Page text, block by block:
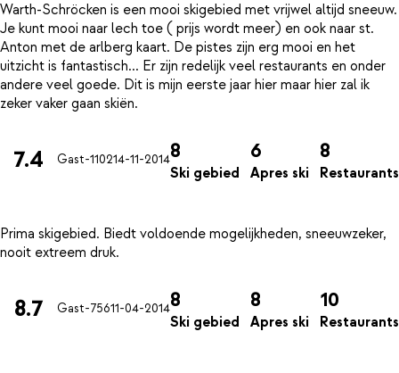
Warth-Schröcken is een mooi skigebied met vrijwel altijd sneeuw.
Je kunt mooi naar lech toe ( prijs wordt meer) en ook naar st.
Anton met de arlberg kaart. De pistes zijn erg mooi en het
uitzicht is fantastisch... Er zijn redelijk veel restaurants en onder
andere veel goede. Dit is mijn eerste jaar hier maar hier zal ik
7.4 Gast-110214-11-20148
Ski gebied
6
Apres ski
8
Restaurants
Prima skigebied. Biedt voldoende mogelijkheden, sneeuwzeker,
8.7 Gast-75611-04-20148
Ski gebied
8
Apres ski
10
Restaurants